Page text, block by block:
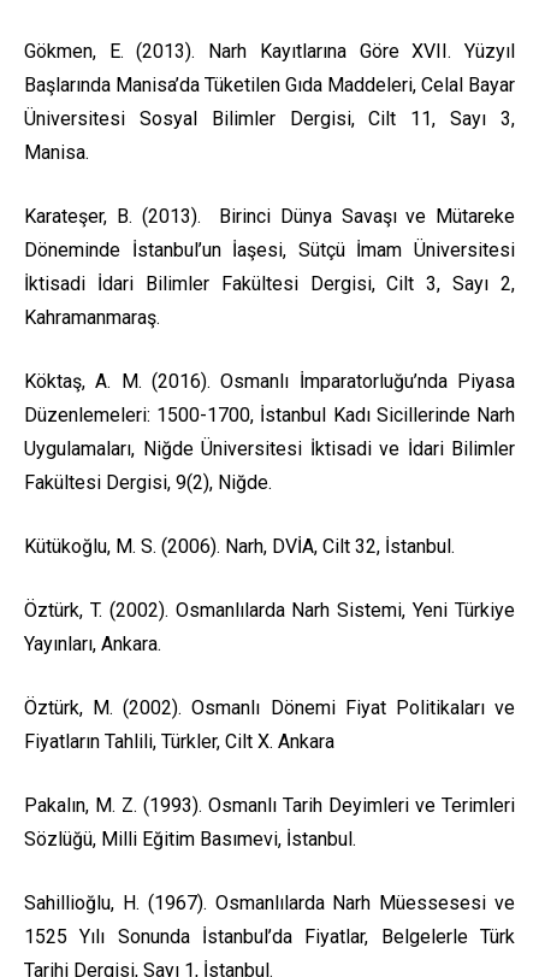
Gökmen, E. (2013). Narh Kayıtlarına Göre XVII. Yüzyıl
Başlarında Manisa’da Tüketilen Gıda Maddeleri, Celal Bayar
Üniversitesi Sosyal Bilimler Dergisi, Cilt 11, Sayı 3,
Manisa.
Karateşer, B. (2013). Birinci Dünya Savaşı ve Mütareke
Döneminde İstanbul’un İaşesi, Sütçü İmam Üniversitesi
İktisadi İdari Bilimler Fakültesi Dergisi, Cilt 3, Sayı 2,
Kahramanmaraş.
Köktaş, A. M. (2016). Osmanlı İmparatorluğu’nda Piyasa
Düzenlemeleri: 1500-1700, İstanbul Kadı Sicillerinde Narh
Uygulamaları, Niğde Üniversitesi İktisadi ve İdari Bilimler
Fakültesi Dergisi, 9(2), Niğde.
Kütükoğlu, M. S. (2006). Narh, DVİA, Cilt 32, İstanbul.
Öztürk, T. (2002). Osmanlılarda Narh Sistemi, Yeni Türkiye
Yayınları, Ankara.
Öztürk, M. (2002). Osmanlı Dönemi Fiyat Politikaları ve
Fiyatların Tahlili, Türkler, Cilt X. Ankara
Pakalın, M. Z. (1993). Osmanlı Tarih Deyimleri ve Terimleri
Sözlüğü, Milli Eğitim Basımevi, İstanbul.
Sahillioğlu, H. (1967). Osmanlılarda Narh Müessesesi ve
1525 Yılı Sonunda İstanbul’da Fiyatlar, Belgelerle Türk
Tarihi Dergisi, Sayı 1, İstanbul.